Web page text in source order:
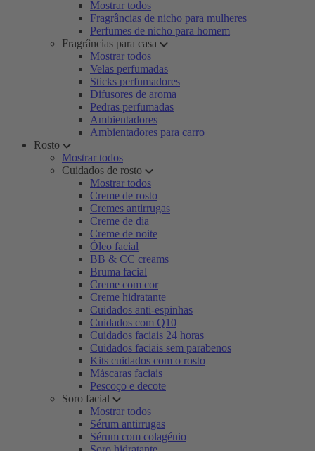
Mostrar todos
Fragrâncias de nicho para mulheres
Perfumes de nicho para homem
Fragrâncias para casa
Mostrar todos
Velas perfumadas
Sticks perfumadores
Difusores de aroma
Pedras perfumadas
Ambientadores
Ambientadores para carro
Rosto
Mostrar todos
Cuidados de rosto
Mostrar todos
Creme de rosto
Cremes antirrugas
Creme de dia
Creme de noite
Óleo facial
BB & CC creams
Bruma facial
Creme com cor
Creme hidratante
Cuidados anti-espinhas
Cuidados com Q10
Cuidados faciais 24 horas
Cuidados faciais sem parabenos
Kits cuidados com o rosto
Máscaras faciais
Pescoço e decote
Soro facial
Mostrar todos
Sérum antirrugas
Sérum com colagénio